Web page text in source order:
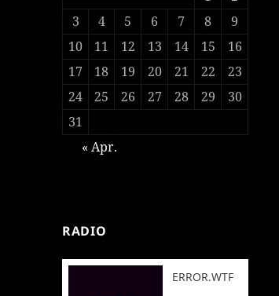
3
4 5 6 7 8
9
10
11 12 13 14 15
16
17
18 19 20 21 22
23
24
25 26 27 28 29
30
31
« Apr.
RADIO
ERROR.WTF